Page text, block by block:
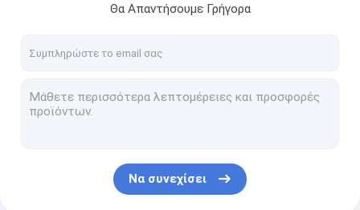
Θα Απαντήσουμε Γρήγορα
Να συνεχίσει